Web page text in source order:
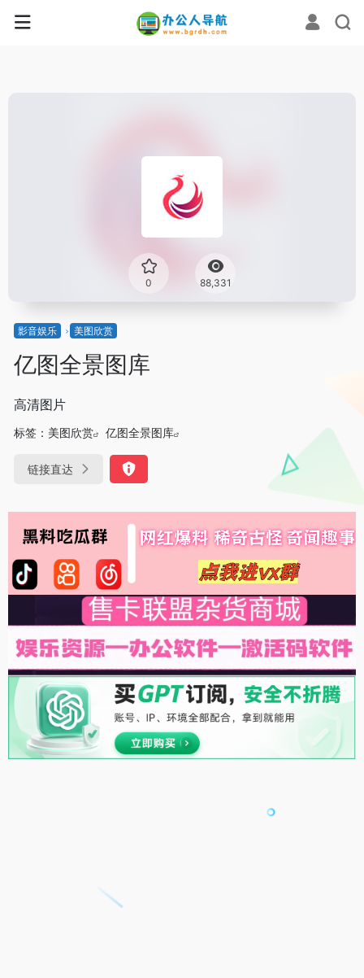
0 88,331
影音娱乐 美图欣赏
亿图全景图库
高清图片
标签： 美图欣赏 亿图全景图库
链接直达